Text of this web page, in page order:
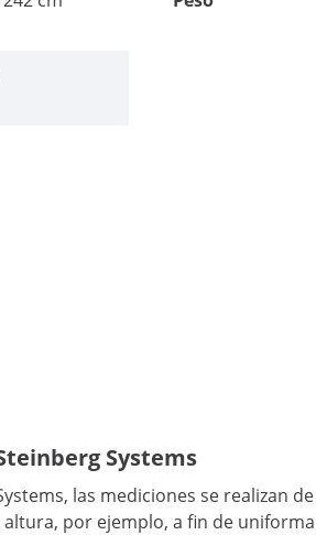
Systems
las mediciones se realizan
por ejemplo, a fin de